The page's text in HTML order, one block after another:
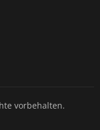
vorbehalten.